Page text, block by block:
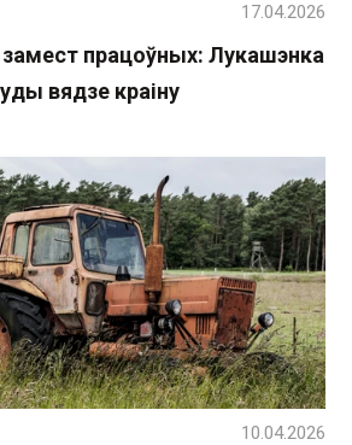
працоўных: Лукашэнка
вядзе краіну
17.04.2026
10.04.2026